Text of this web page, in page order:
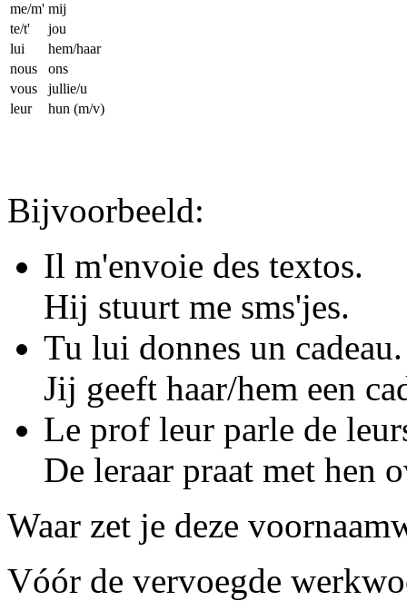
me/m' mij
te/t'
jou
lui
hem/haar
nous
ons
vous
jullie/u
leur
hun (m/v)
Bijvoorbeeld:
Il m'envoie des textos.
Hij stuurt me sms'jes.
Tu lui donnes un cadeau.
Jij geeft haar/hem een
Le prof leur parle de
De leraar praat met hen
Waar zet je deze
Vóór de vervoegde